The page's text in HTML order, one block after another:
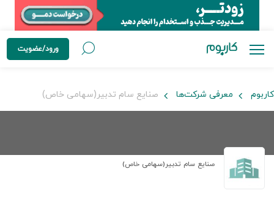
ورود/عضویت
کاربوم معرفی شرکت‌ها صنایع سام تدبیر(سهامی خاص)
صنایع سام تدبیر(سهامی خاص)